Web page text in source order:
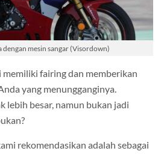
mesin sangar (Visordown)
fairing dan memberikan
yang menungganginya.
lebih besar, namun bukan jadi
rekomendasikan adalah sebagai